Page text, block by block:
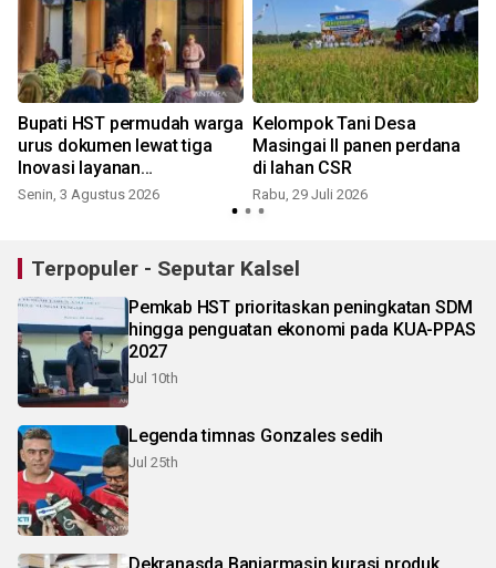
Bupati HST permudah warga
urus dokumen lewat tiga
Inovasi layanan
kependudukan
Senin, 3 Agustus 2026
Kelompok Tani Desa
Masingai II panen perdana
di lahan CSR
Rabu, 29 Juli 2026
Terpopuler - Seputar Kalsel
Pemkab HST prioritaskan peningkatan SDM
hingga penguatan ekonomi pada KUA-PPAS
2027
Jul 10th
Legenda timnas Gonzales sedih
Jul 25th
Dekranasda Banjarmasin kurasi produk